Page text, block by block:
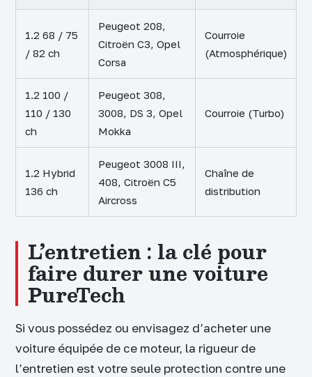
1.2 68 / 75
/ 82 ch
Peugeot 208,
Citroën C3, Opel
Corsa
Courroie
(Atmosphérique)
1.2 100 /
110 / 130
ch
Peugeot 308,
3008, DS 3, Opel
Mokka
Courroie (Turbo)
1.2 Hybrid
136 ch
Peugeot 3008 III,
408, Citroën C5
Aircross
Chaîne de
distribution
L’entretien : la clé pour
faire durer une voiture
PureTech
Si vous possédez ou envisagez d’acheter une
voiture équipée de ce moteur, la rigueur de
l’entretien est votre seule protection contre une